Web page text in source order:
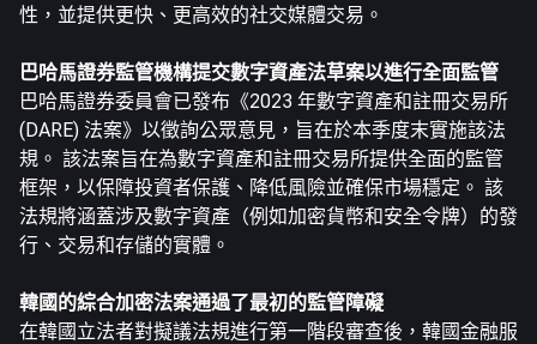
性，並提供更快、更高效的社交媒體交易。
巴哈馬證券監管機構提交數字資產法草案以進行全面監管
巴哈馬證券委員會已發布《2023 年數字資產和註冊交易所
(DARE) 法案》以徵詢公眾意見，旨在於本季度末實施該法
規。 該法案旨在為數字資產和註冊交易所提供全面的監管
框架，以保障投資者保護、降低風險並確保市場穩定。 該
法規將涵蓋涉及數字資產（例如加密貨幣和安全令牌）的發
行、交易和存儲的實體。
韓國的綜合加密法案通過了最初的監管障礙
在韓國立法者對擬議法規進行第一階段審查後，韓國金融服